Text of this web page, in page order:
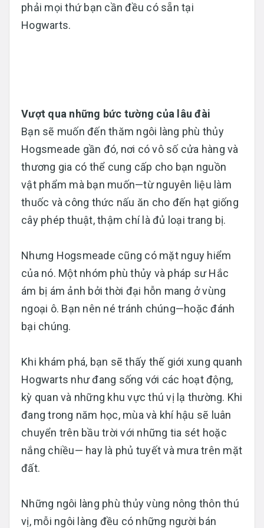
phải mọi thứ bạn cần đều có sẵn tại
Hogwarts.
Vượt qua những bức tường của lâu đài
Bạn sẽ muốn đến thăm ngôi làng phù thủy
Hogsmeade gần đó, nơi có vô số cửa hàng và
thương gia có thể cung cấp cho bạn nguồn
vật phẩm mà bạn muốn—từ nguyên liệu làm
thuốc và công thức nấu ăn cho đến hạt giống
cây phép thuật, thậm chí là đủ loại trang bị.
Nhưng Hogsmeade cũng có mặt nguy hiểm
của nó. Một nhóm phù thủy và pháp sư Hắc
ám bị ám ảnh bởi thời đại hỗn mang ở vùng
ngoại ô. Bạn nên né tránh chúng—hoặc đánh
bại chúng.
Khi khám phá, bạn sẽ thấy thế giới xung quanh
Hogwarts như đang sống với các hoạt động,
kỳ quan và những khu vực thú vị lạ thường. Khi
đang trong năm học, mùa và khí hậu sẽ luân
chuyển trên bầu trời với những tia sét hoặc
nắng chiều— hay là phủ tuyết và mưa trên mặt
đất.
Những ngôi làng phù thủy vùng nông thôn thú
vị, mỗi ngôi làng đều có những người bán